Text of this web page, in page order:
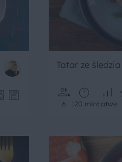
Tatar ze śledzia
6 120 minŁatwe